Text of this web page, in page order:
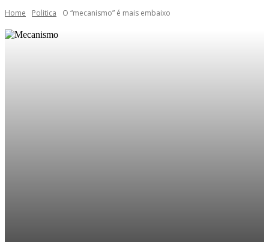
Home Politica O “mecanismo” é mais embaixo